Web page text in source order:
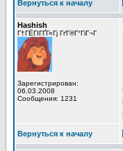
Вернуться к началу
Hashish
Г†ГЁГІГҐГ«Гј ГґГ®Г°ГіГ¬Г
Зарегистрирован:
06.03.2008
Сообщения: 1231
Вернуться к началу